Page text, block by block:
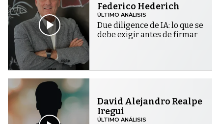
Federico Hederich
ÚLTIMO ANÁLISIS
Due diligence de IA: lo que se
debe exigir antes de firmar
David Alejandro Realpe
Iregui
ÚLTIMO ANÁLISIS